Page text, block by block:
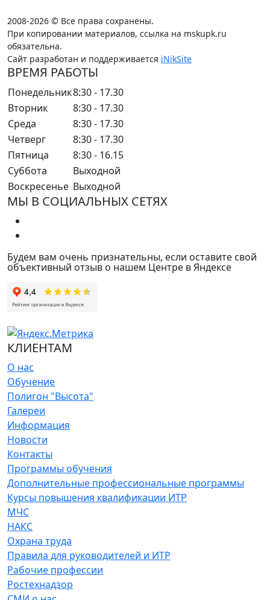
2008-2026 © Все права сохранены.
При копировании материалов, ссылка на mskupk.ru
обязательна.
Сайт разработан и поддерживается iNikSite
ВРЕМЯ РАБОТЫ
Понедельник8:30 - 17.30
Вторник
8:30 - 17.30
Среда
8:30 - 17.30
Четверг
8:30 - 17.30
Пятница
8:30 - 16.15
Суббота
Выходной
Воскресенье Выходной
МЫ В СОЦИАЛЬНЫХ СЕТЯХ
Будем вам очень признательны, если оставите свой
объективный отзыв о нашем Центре в Яндексе
КЛИЕНТАМ
О нас
Обучение
Полигон "Высота"
Галереи
Информация
Новости
Контакты
Программы обучения
Дополнительные профессиональные программы
Курсы повышения квалификации ИТР
МЧС
НАКС
Охрана труда
Правила для руководителей и ИТР
Рабочие профессии
Ростехнадзор